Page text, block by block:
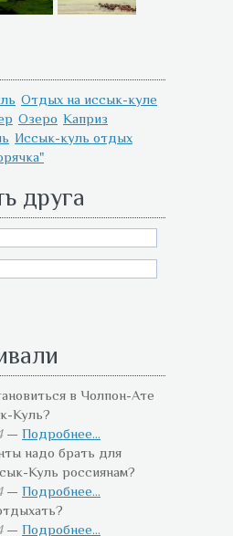
Отдых на иссык-куле
Озеро Каприз
Иссык-куль отдых
друга
в Чолпон-Ате
Куль?
— Подробнее...
надо брать для
Куль россиянам?
— Подробнее...
— Подробнее...